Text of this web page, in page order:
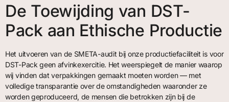
De Toewijding van DST-
Pack aan Ethische Productie
Het uitvoeren van de SMETA-audit bij onze productiefaciliteit is voor
DST-Pack geen afvinkexercitie. Het weerspiegelt de manier waarop
wij vinden dat verpakkingen gemaakt moeten worden — met
volledige transparantie over de omstandigheden waaronder ze
worden geproduceerd, de mensen die betrokken zijn bij de